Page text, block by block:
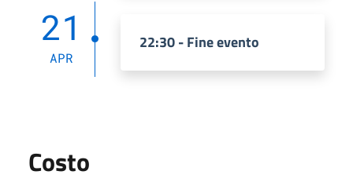
21
APR
22:30 - Fine evento
Costo